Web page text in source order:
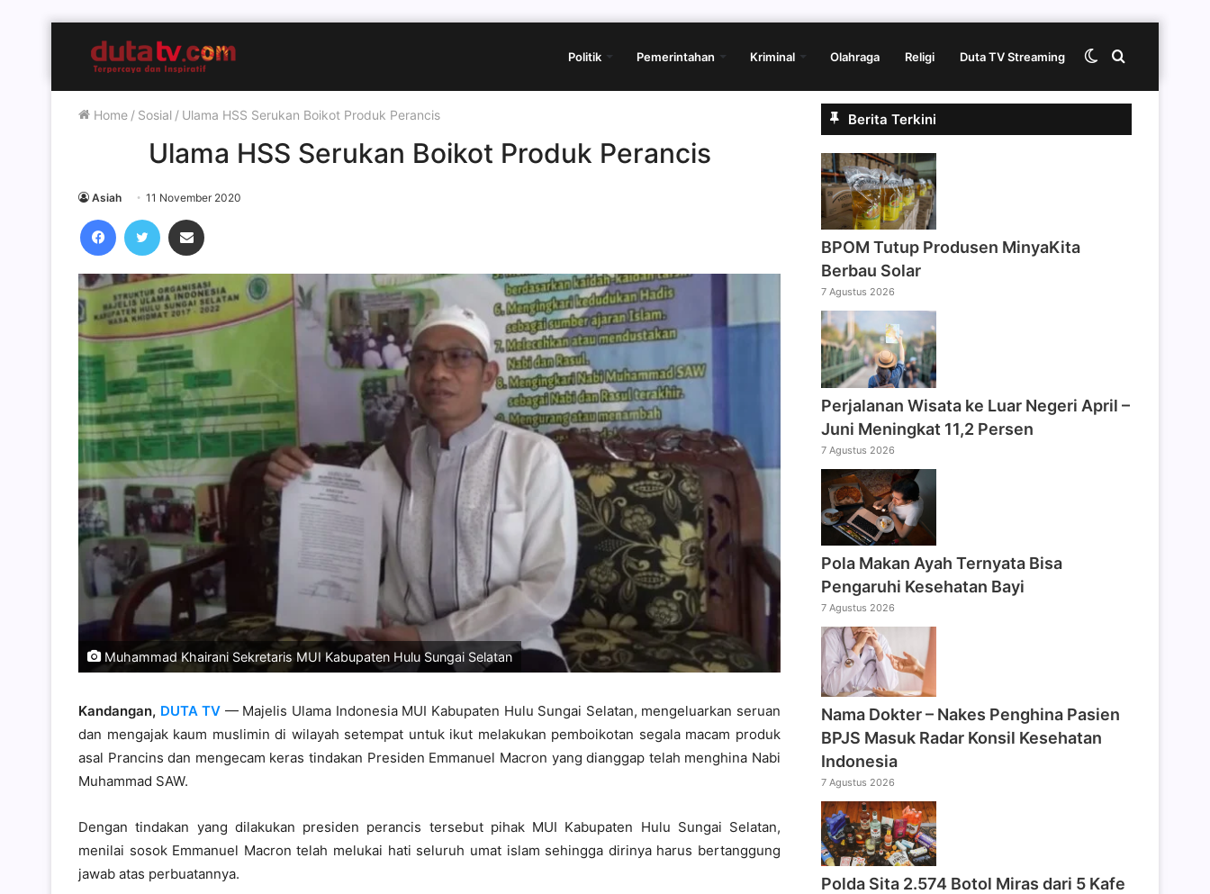
Politik Pemerintahan Kriminal Olahraga Religi Duta TV Streaming Cari
Switch
Home / Sosial / Ulama HSS Serukan Boikot Produk Perancis
Ulama HSS Serukan Boikot Produk Perancis
Asiah 11 November 2020
FacebookTwitter
Muhammad Khairani Sekretaris MUI Kabupaten Hulu Sungai Selatan
Kandangan, DUTA TV — Majelis Ulama Indonesia MUI Kabupaten Hulu Sungai Selatan, mengeluarkan seruan
dan mengajak kaum muslimin di wilayah setempat untuk ikut melakukan pemboikotan segala macam produk
asal Prancins dan mengecam keras tindakan Presiden Emmanuel Macron yang dianggap telah menghina Nabi
Muhammad SAW.
Dengan tindakan yang dilakukan presiden perancis tersebut pihak MUI Kabupaten Hulu Sungai Selatan,
menilai sosok Emmanuel Macron telah melukai hati seluruh umat islam sehingga dirinya harus bertanggung
jawab atas perbuatannya.
Berita Terkini
BPOM Tutup Produsen MinyaKita
Berbau Solar
7 Agustus 2026
Perjalanan Wisata ke Luar Negeri April –
Juni Meningkat 11,2 Persen
7 Agustus 2026
Pola Makan Ayah Ternyata Bisa
Pengaruhi Kesehatan Bayi
7 Agustus 2026
Nama Dokter – Nakes Penghina Pasien
BPJS Masuk Radar Konsil Kesehatan
Indonesia
7 Agustus 2026
Polda Sita 2.574 Botol Miras dari 5 Kafe